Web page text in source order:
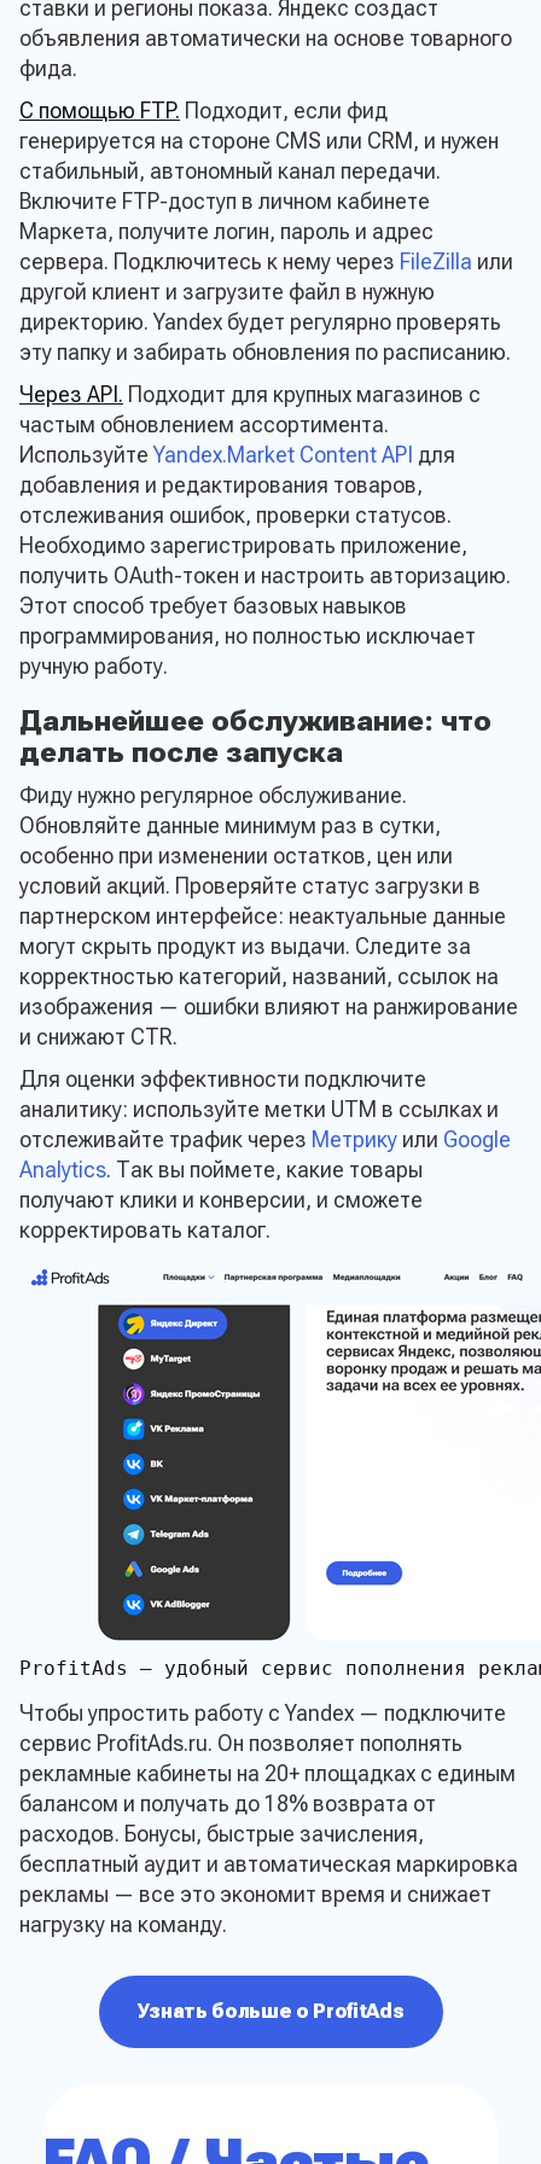
ставки и регионы показа. Яндекс создаст
объявления автоматически на основе товарного
фида.
С помощью FTP. Подходит, если фид
генерируется на стороне CMS или CRM, и нужен
стабильный, автономный канал передачи.
Включите FTP-доступ в личном кабинете
Маркета, получите логин, пароль и адрес
сервера. Подключитесь к нему через FileZilla или
другой клиент и загрузите файл в нужную
директорию. Yandex будет регулярно проверять
эту папку и забирать обновления по расписанию.
Через API. Подходит для крупных магазинов с
частым обновлением ассортимента.
ИспользуйтеYandex.Market Content API для
добавления и редактирования товаров,
отслеживания ошибок, проверки статусов.
Необходимо зарегистрировать приложение,
получить OAuth-токен и настроить авторизацию.
Этот способ требует базовых навыков
программирования, но полностью исключает
ручную работу.
Дальнейшее обслуживание: что
делать после запуска
Фиду нужно регулярное обслуживание.
Обновляйте данные минимум раз в сутки,
особенно при изменении остатков, цен или
условий акций. Проверяйте статус загрузки в
партнерском интерфейсе: неактуальные данные
могут скрыть продукт из выдачи. Следите за
корректностью категорий, названий, ссылок на
изображения — ошибки влияют на ранжирование
и снижают CTR.
Для оценки эффективности подключите
аналитику: используйте метки UTM в ссылках и
отслеживайте трафик через Метрику или Google
Analytics. Так вы поймете, какие товары
получают клики и конверсии, и сможете
корректировать каталог.
ProfitAds — удобный сервис пополнения
Чтобы упростить работу с Yandex — подключите
сервис ProfitAds.ru. Он позволяет пополнять
рекламные кабинеты на 20+ площадках с единым
балансом и получать до 18% возврата от
расходов. Бонусы, быстрые зачисления,
бесплатный аудит и автоматическая маркировка
рекламы — все это экономит время и снижает
нагрузку на команду.
Узнать больше о ProfitAds